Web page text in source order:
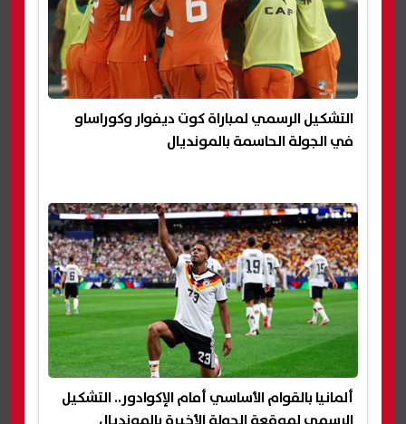
التشكيل الرسمي لمباراة كوت ديفوار وكوراساو
في الجولة الحاسمة بالمونديال
ألمانيا بالقوام الأساسي أمام الإكوادور.. التشكيل